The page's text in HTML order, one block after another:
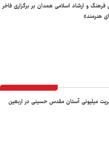
فرهنگ و ارشاد اسلامی همدان بر برگزاری فاخر
هنرمند»
میلیونی آستان مقدس حسینی در اربعین